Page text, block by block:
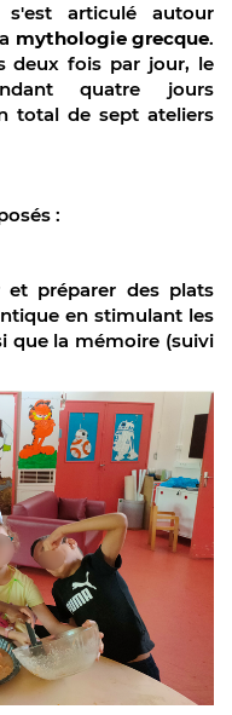
articulé autour
mythologie grecque.
deux fois par jour, le
quatre jours
total de sept ateliers
:
et préparer des plats
en stimulant les
que la mémoire (suivi